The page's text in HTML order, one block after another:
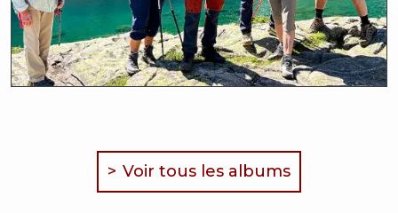
Voir tous les albums